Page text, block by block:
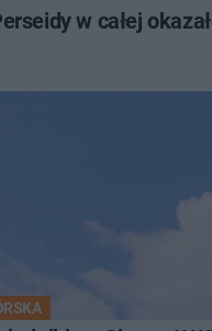
w całej